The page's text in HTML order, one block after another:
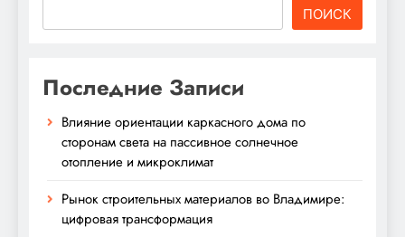
ПОИСК
Последние Записи
Влияние ориентации каркасного дома по
сторонам света на пассивное солнечное
отопление и микроклимат
Рынок строительных материалов во Владимире:
цифровая трансформация